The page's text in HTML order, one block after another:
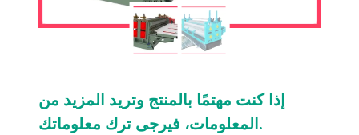
إذا كنت مهتمًا بالمنتج وتريد المزيد من
المعلومات، فيرجى ترك معلوماتك.